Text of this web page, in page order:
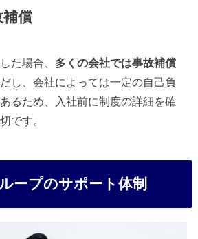
償
た場合、 多くの会社では事故補償
し、会社によっては一定の自己負
るため、入社前に制度の詳細を確
です。
ープのサポート体制